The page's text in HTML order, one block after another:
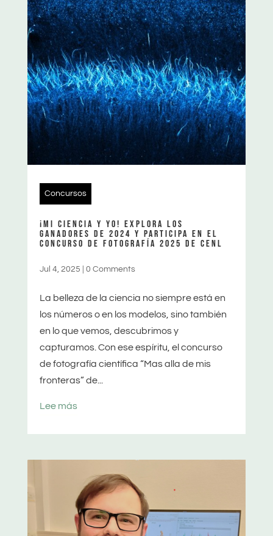
Concursos
¡MI CIENCIA Y YO! EXPLORA LOS
GANADORES DE 2024 Y PARTICIPA EN EL
CONCURSO DE FOTOGRAFÍA 2025 DE CENL
Jul 4, 2025 0 Comments
La belleza de la ciencia no siempre está en
los números o en los modelos, sino también
en lo que vemos, descubrimos y
capturamos. Con ese espíritu, el concurso
de fotografía científica “Mas alla de mis
fronteras” de...
Lee más